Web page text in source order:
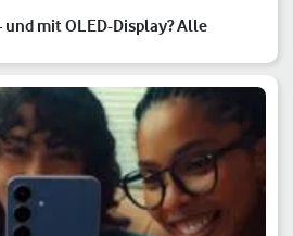
und mit OLED-Display? Alle